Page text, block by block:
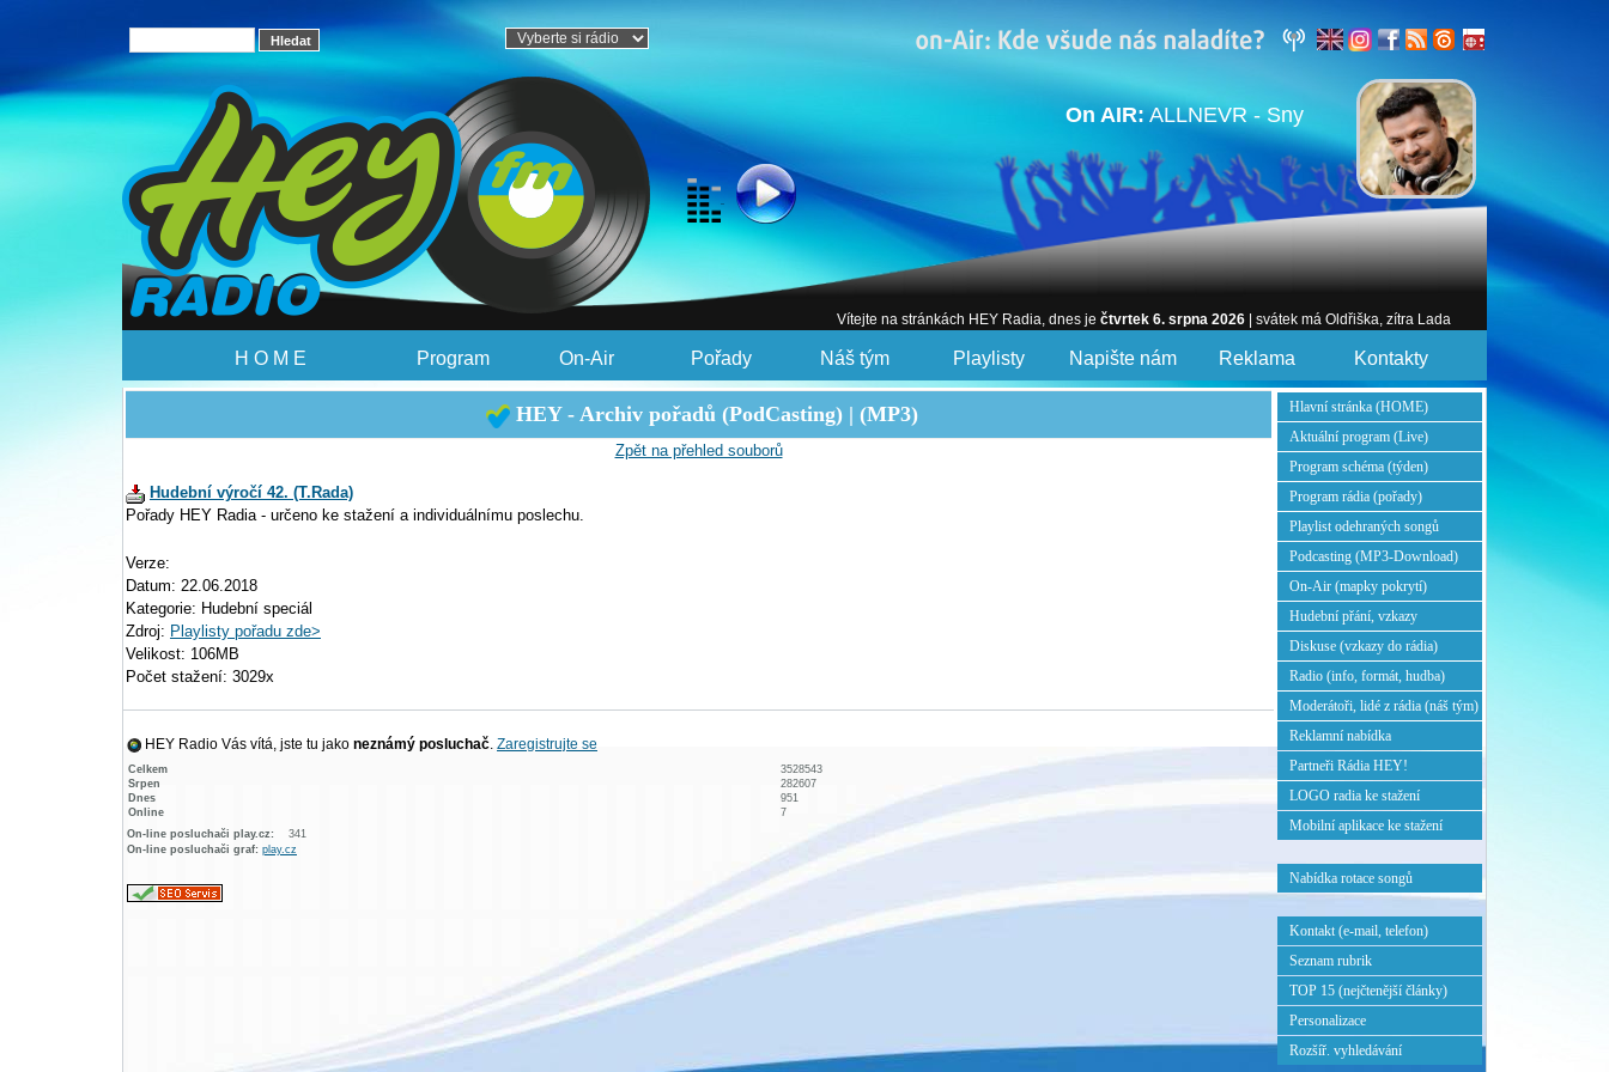
On AIR: ALLNEVR - Sny
Vítejte na stránkách HEY Radia, dnes je čtvrtek 6. srpna 2026 | svátek má Oldřiška, zítra Lada
H O M E Program On-Air Pořady Náš tým Playlisty Napište nám Reklama Kontakty
HEY - Archiv pořadů (PodCasting) | (MP3)
Zpět na přehled souborů
Hudební výročí 42. (T.Rada)
Pořady HEY Radia - určeno ke stažení a individuálnímu poslechu.
Verze:
Datum: 22.06.2018
Kategorie: Hudební speciál
Zdroj: Playlisty pořadu zde>
Velikost: 106MB
Počet stažení: 3029x
HEY Radio Vás vítá, jste tu jako neznámý posluchač. Zaregistrujte se
Celkem
3528543
Srpen
282607
Dnes
951
Online
7
On-line posluchači play.cz:
341
On-line posluchači graf: play.cz
Hlavní stránka (HOME)
Aktuální program (Live)
Program schéma (týden)
Program rádia (pořady)
Playlist odehraných songů
Podcasting (MP3-Download)
On-Air (mapky pokrytí)
Hudební přání, vzkazy
Diskuse (vzkazy do rádia)
Radio (info, formát, hudba)
Moderátoři, lidé z rádia (náš tým)
Reklamní nabídka
Partneři Rádia HEY!
LOGO radia ke stažení
Mobilní aplikace ke stažení
Nabídka rotace songů
Kontakt (e-mail, telefon)
Seznam rubrik
TOP 15 (nejčtenější články)
Personalizace
Rozšíř. vyhledávání